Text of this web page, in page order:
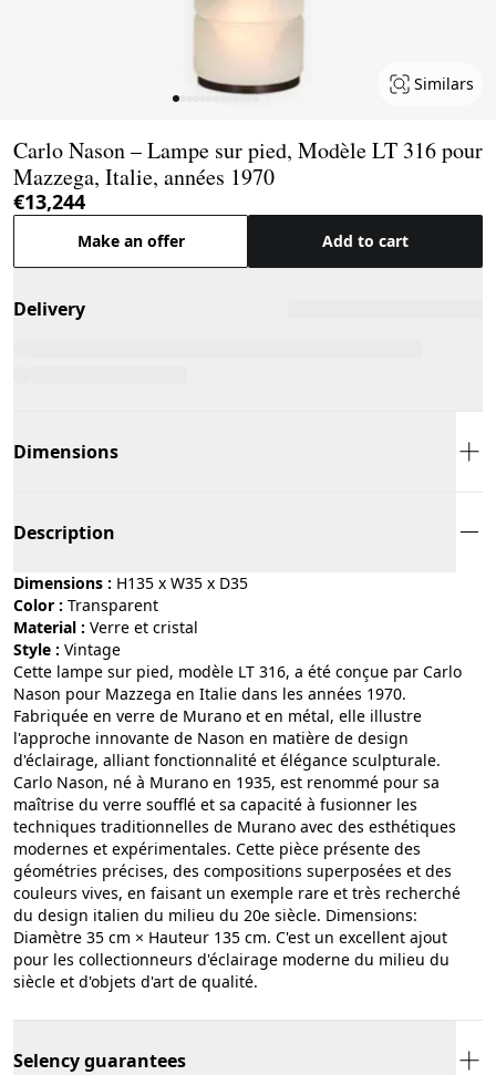
Similars
Carlo Nason – Lampe sur pied, Modèle LT 316 pour
Mazzega, Italie, années 1970
€13,244
Make an offer Add to cart
Delivery
Dimensions
Description
Dimensions : H135 x W35 x D35
Color :
transparent
Material :
verre et cristal
Style :
vintage
Cette lampe sur pied, modèle LT 316, a été conçue par Carlo
Nason pour Mazzega en Italie dans les années 1970.
Fabriquée en verre de Murano et en métal, elle illustre
l'approche innovante de Nason en matière de design
d'éclairage, alliant fonctionnalité et élégance sculpturale.
Carlo Nason, né à Murano en 1935, est renommé pour sa
maîtrise du verre soufflé et sa capacité à fusionner les
techniques traditionnelles de Murano avec des esthétiques
modernes et expérimentales. Cette pièce présente des
géométries précises, des compositions superposées et des
couleurs vives, en faisant un exemple rare et très recherché
du design italien du milieu du 20e siècle. Dimensions:
Diamètre 35 cm × Hauteur 135 cm. C'est un excellent ajout
pour les collectionneurs d'éclairage moderne du milieu du
siècle et d'objets d'art de qualité.
Selency guarantees